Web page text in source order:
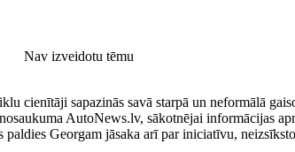
Nav izveidotu tēmu
cienītāji sapazinās savā starpā un neformālā
AutoNews.lv, sākotnējai informācijas
Georgam jāsaka arī par iniciatīvu,